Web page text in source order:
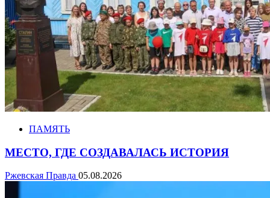
ПАМЯТЬ
МЕСТО, ГДЕ СОЗДАВАЛАСЬ ИСТОРИЯ
Ржевская Правда 05.08.2026